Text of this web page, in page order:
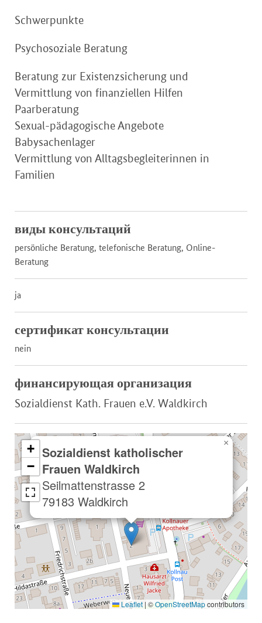
Schwerpunkte
Psychosoziale Beratung
Beratung zur Existenzsicherung und
Vermittlung von finanziellen Hilfen
Paarberatung
Sexual-pädagogische Angebote
Babysachenlager
Vermittlung von Alltagsbegleiterinnen in
Familien
виды консультаций
persönliche Beratung, telefonische Beratung, Online-
Beratung
ja
сертификат консультации
nein
финансирующая организация
Sozialdienst Kath. Frauen e.V. Waldkirch
Sozialdienst katholischer
Frauen Waldkirch
Seilmattenstrasse 2
79183 Waldkirch
×
+
−
Leaflet | ©OpenStreetMapcontributors